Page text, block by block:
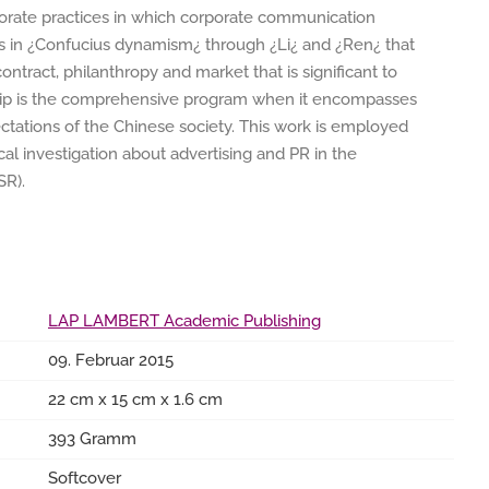
practices in which corporate communication
¿Confucius dynamism¿ through ¿Li¿ and ¿Ren¿ that
philanthropy and market that is significant to
is the comprehensive program when it encompasses
of the Chinese society. This work is employed
investigation about advertising and PR in the
LAP LAMBERT Academic Publishing
09. Februar 2015
22 cm x 15 cm x 1.6 cm
393 Gramm
Softcover